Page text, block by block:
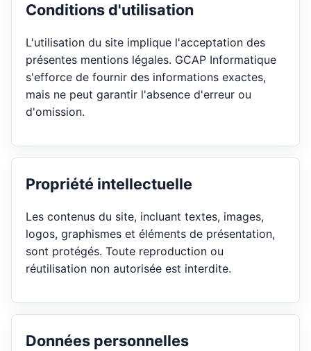
Conditions d'utilisation
L'utilisation du site implique l'acceptation des
présentes mentions légales. GCAP Informatique
s'efforce de fournir des informations exactes,
mais ne peut garantir l'absence d'erreur ou
d'omission.
Propriété intellectuelle
Les contenus du site, incluant textes, images,
logos, graphismes et éléments de présentation,
sont protégés. Toute reproduction ou
réutilisation non autorisée est interdite.
Données personnelles